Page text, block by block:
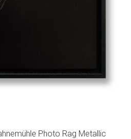
Photo Rag Metallic